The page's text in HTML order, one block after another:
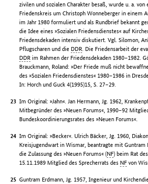
zivilen und sozialen Charakter besaß, wurde u. a. von
Friedenskreis um Christoph Wonneberger in einem
im Jahr 1980 formuliert und als Rundbrief bekannt
die Idee eines »Sozialen Friedensdienstes« auf
Friedensdekaden intensiv diskutiert. Vgl. Silomon,
Pflugscharen und die DDR. Die Friedensarbeit der
DDR im Rahmen der Friedensdekaden 1980–1982.
Brauckmann, Roland: »Der Friede muß nicht
des »Sozialen Friedensdienstes« 1980–1986 in
In: Horch und Guck 4(1995)15, S. 27–29.
Im Original: »Jahn«. Jan Hermann, Jg. 1962,
Mitbegründer des »Neuen Forums«, 1990–92
Bundeskoordinierungsrates des »Neuen Forums«.
Im Original: »Becker«. Ulrich Bäcker, Jg. 1960,
Kreisjugendwart in Wismar, beantragte mit Guntram
die Zulassung des »Neuen Forums« (NF) beim Rat
15.11.1989 Mitglied des Sprecherrats des NF von
Guntram Erdmann, Jg. 1957, Ingenieur und